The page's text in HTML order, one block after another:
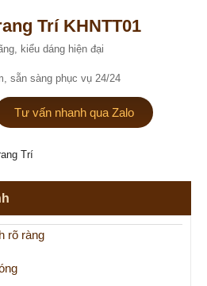
Trí KHNTT01
kiểu dáng hiện đại
sẵn sàng phục vụ 24/24
Tư vấn nhanh qua Zalo
Trí
rõ ràng